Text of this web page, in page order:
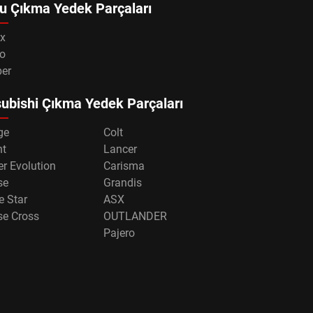
Çıkma Yedek Parçaları
Çıkma Yedek Parçaları
Colt
Lancer
Evolution
Carisma
Grandis
Star
ASX
Cross
OUTLANDER
Pajero